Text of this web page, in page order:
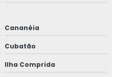
Cananéia
Cubatão
Ilha Comprida